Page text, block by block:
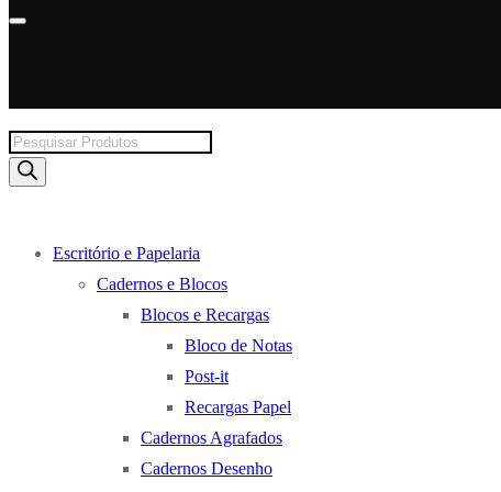
Products
search
Escritório e Papelaria
Cadernos e Blocos
Blocos e Recargas
Bloco de Notas
Post-it
Recargas Papel
Cadernos Agrafados
Cadernos Desenho